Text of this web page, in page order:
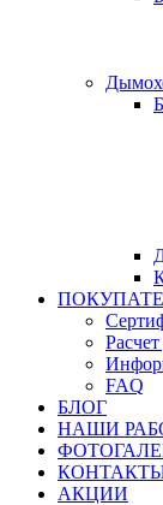
FAQ
БЛОГ
НАШИ
АКЦИИ